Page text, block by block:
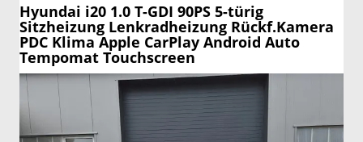
Hyundai i20 1.0 T-GDI 90PS 5-türig
Sitzheizung Lenkradheizung Rückf.Kamera
PDC Klima Apple CarPlay Android Auto
Tempomat Touchscreen